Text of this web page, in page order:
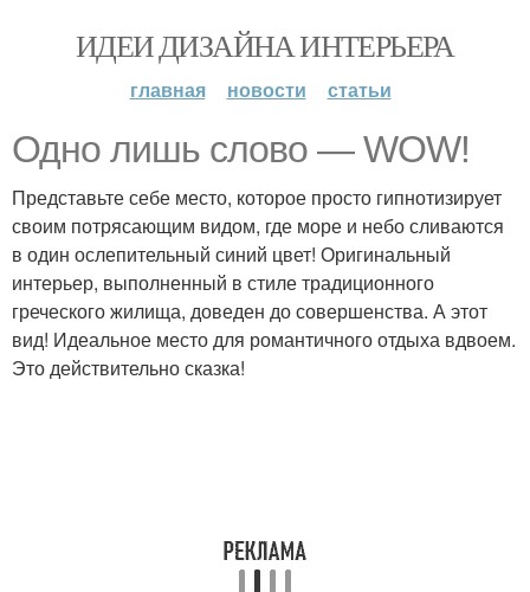
ИДЕИ ДИЗАЙНА ИНТЕРЬЕРА
главная новости статьи
Одно лишь слово — WOW!
Представьте себе место, которое просто гипнотизирует
своим потрясающим видом, где море и небо сливаются
в один ослепительный синий цвет! Оригинальный
интерьер, выполненный в стиле традиционного
греческого жилища, доведен до совершенства. А этот
вид! Идеальное место для романтичного отдыха вдвоем.
Это действительно сказка!